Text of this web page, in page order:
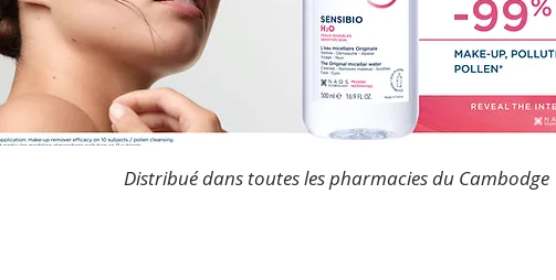
Distribué dans toutes les pharmacies du Cambodge